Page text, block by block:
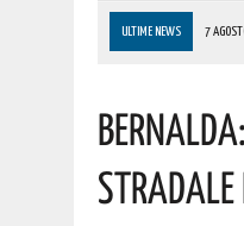
ULTIME NEWS 7
7 AGOSTO 2026 | BARDI
7 AGOSTO 2026 | A
Stradale